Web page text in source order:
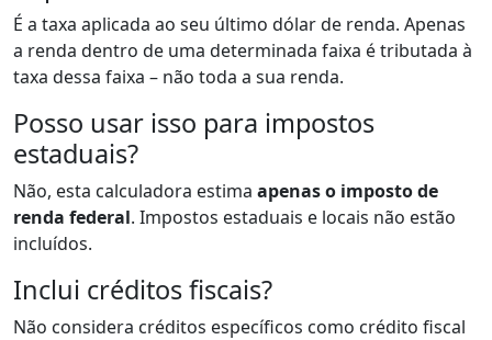
É a taxa aplicada ao seu último dólar de renda. Apenas
a renda dentro de uma determinada faixa é tributada à
taxa dessa faixa – não toda a sua renda.
Posso usar isso para impostos
estaduais?
Não, esta calculadora estima apenas o imposto de
renda federal. Impostos estaduais e locais não estão
incluídos.
Inclui créditos fiscais?
Não considera créditos específicos como crédito fiscal